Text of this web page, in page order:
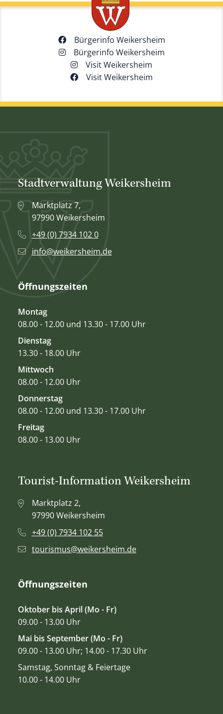
Bürgerinfo Weikersheim
Bürgerinfo Weikersheim
Visit Weikersheim
Visit Weikersheim
Stadtverwaltung Weikersheim
Marktplatz 7,
97990 Weikersheim
+49 (0) 7934 102 0
info@weikersheim.de
Öffnungszeiten
Montag
08.00 - 12.00 und 13.30 - 17.00 Uhr
Dienstag
13.30 - 18.00 Uhr
Mittwoch
08.00 - 12.00 Uhr
Donnerstag
08.00 - 12.00 und 13.30 - 17.00 Uhr
Freitag
08.00 - 13.00 Uhr
Tourist-Information Weikersheim
Marktplatz 2,
97990 Weikersheim
+49 (0) 7934 102 55
tourismus@weikersheim.de
Öffnungszeiten
Oktober bis April (Mo - Fr)
09.00 - 13.00 Uhr
Mai bis September (Mo - Fr)
09.00 - 13.00 Uhr; 14.00 - 17.30 Uhr
Samstag, Sonntag & Feiertage
10.00 - 14.00 Uhr